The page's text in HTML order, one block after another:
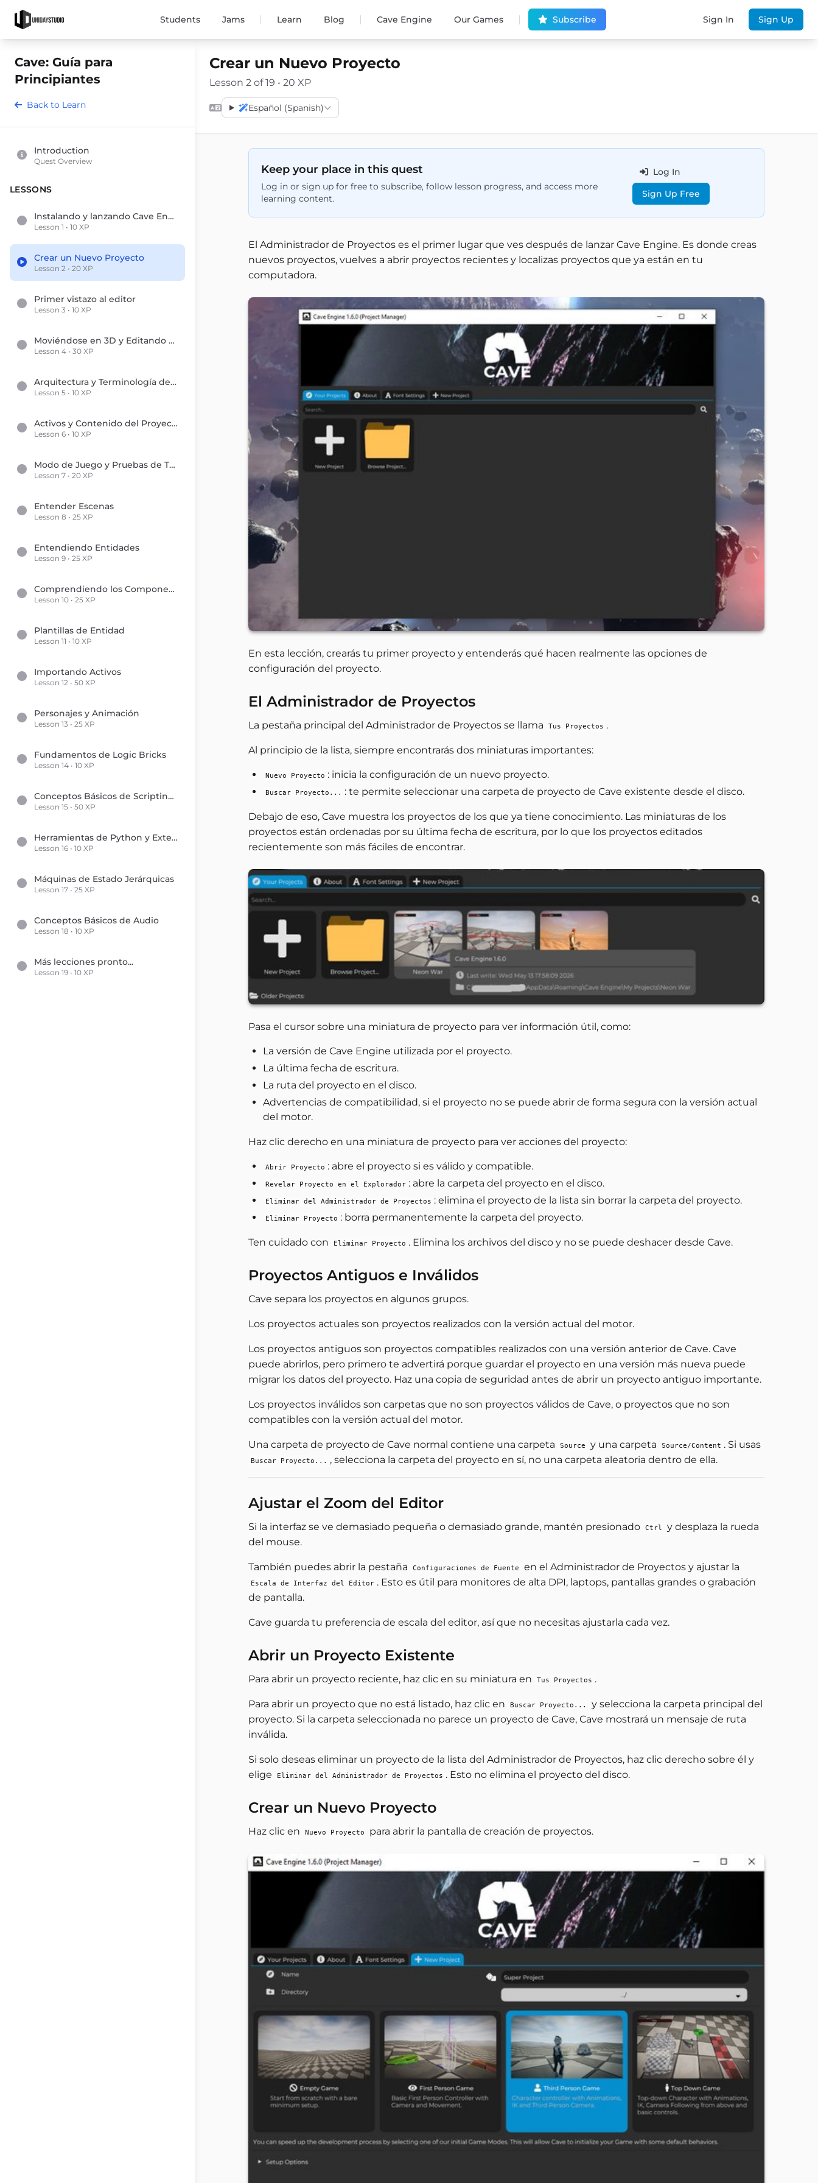
Students Jams | Learn Blog | Cave Engine Our Games | Subscribe Sign In Sign Up
Cave: Guía para
Principiantes
Back to Learn
Introduction
Quest Overview
LESSONS
Instalando y lanzando Cave Engine por primera vez
Lesson 1 • 10 XP
Crear un Nuevo Proyecto
Lesson 2 • 20 XP
Primer vistazo al editor
Lesson 3 • 10 XP
Moviéndose en 3D y Editando el Mundo
Lesson 4 • 30 XP
Arquitectura y Terminología del Motor
Lesson 5 • 10 XP
Activos y Contenido del Proyecto
Lesson 6 • 10 XP
Modo de Juego y Pruebas de Tu Juego
Lesson 7 • 20 XP
Entender Escenas
Lesson 8 • 25 XP
Entendiendo Entidades
Lesson 9 • 25 XP
Comprendiendo los Componentes de Entidad
Lesson 10 • 25 XP
Plantillas de Entidad
Lesson 11 • 10 XP
Importando Activos
Lesson 12 • 50 XP
Personajes y Animación
Lesson 13 • 25 XP
Fundamentos de Logic Bricks
Lesson 14 • 10 XP
Conceptos Básicos de Scripting en Python
Lesson 15 • 50 XP
Herramientas de Python y Extensiones del Editor
Lesson 16 • 10 XP
Máquinas de Estado Jerárquicas
Lesson 17 • 25 XP
Conceptos Básicos de Audio
Lesson 18 • 10 XP
Más lecciones pronto...
Lesson 19 • 10 XP
Crear un Nuevo Proyecto
Lesson 2 of 19 • 20 XP
Español (Spanish)
Keep your place in this quest
Log in or sign up for free to subscribe, follow lesson progress, and access more
learning content.
Log In
Sign Up Free
El Administrador de Proyectos es el primer lugar que ves después de lanzar Cave Engine. Es donde creas
nuevos proyectos, vuelves a abrir proyectos recientes y localizas proyectos que ya están en tu
computadora.
En esta lección, crearás tu primer proyecto y entenderás qué hacen realmente las opciones de
configuración del proyecto.
El Administrador de Proyectos
La pestaña principal del Administrador de Proyectos se llama Tus Proyectos .
Al principio de la lista, siempre encontrarás dos miniaturas importantes:
Nuevo Proyecto : inicia la configuración de un nuevo proyecto.
Buscar Proyecto... : te permite seleccionar una carpeta de proyecto de Cave existente desde el disco.
Debajo de eso, Cave muestra los proyectos de los que ya tiene conocimiento. Las miniaturas de los
proyectos están ordenadas por su última fecha de escritura, por lo que los proyectos editados
recientemente son más fáciles de encontrar.
Pasa el cursor sobre una miniatura de proyecto para ver información útil, como:
La versión de Cave Engine utilizada por el proyecto.
La última fecha de escritura.
La ruta del proyecto en el disco.
Advertencias de compatibilidad, si el proyecto no se puede abrir de forma segura con la versión actual
del motor.
Haz clic derecho en una miniatura de proyecto para ver acciones del proyecto:
Abrir Proyecto : abre el proyecto si es válido y compatible.
Revelar Proyecto en el Explorador : abre la carpeta del proyecto en el disco.
Eliminar del Administrador de Proyectos : elimina el proyecto de la lista sin borrar la carpeta del proyecto.
Eliminar Proyecto : borra permanentemente la carpeta del proyecto.
Ten cuidado con Eliminar Proyecto . Elimina los archivos del disco y no se puede deshacer desde Cave.
Proyectos Antiguos e Inválidos
Cave separa los proyectos en algunos grupos.
Los proyectos actuales son proyectos realizados con la versión actual del motor.
Los proyectos antiguos son proyectos compatibles realizados con una versión anterior de Cave. Cave
puede abrirlos, pero primero te advertirá porque guardar el proyecto en una versión más nueva puede
migrar los datos del proyecto. Haz una copia de seguridad antes de abrir un proyecto antiguo importante.
Los proyectos inválidos son carpetas que no son proyectos válidos de Cave, o proyectos que no son
compatibles con la versión actual del motor.
Una carpeta de proyecto de Cave normal contiene una carpeta Source y una carpeta Source/Content . Si usas
Buscar Proyecto... , selecciona la carpeta del proyecto en sí, no una carpeta aleatoria dentro de ella.
Ajustar el Zoom del Editor
Si la interfaz se ve demasiado pequeña o demasiado grande, mantén presionado Ctrl
y desplaza la rueda
del mouse.
También puedes abrir la pestaña Configuraciones de Fuente en el Administrador de Proyectos y ajustar la
Escala de Interfaz del Editor . Esto es útil para monitores de alta DPI, laptops, pantallas grandes o grabación
de pantalla.
Cave guarda tu preferencia de escala del editor, así que no necesitas ajustarla cada vez.
Abrir un Proyecto Existente
Para abrir un proyecto reciente, haz clic en su miniatura en Tus Proyectos .
Para abrir un proyecto que no está listado, haz clic en Buscar Proyecto...
y selecciona la carpeta principal del
proyecto. Si la carpeta seleccionada no parece un proyecto de Cave, Cave mostrará un mensaje de ruta
inválida.
Si solo deseas eliminar un proyecto de la lista del Administrador de Proyectos, haz clic derecho sobre él y
elige
Eliminar del Administrador de Proyectos . Esto no elimina el proyecto del disco.
Crear un Nuevo Proyecto
Haz clic en Nuevo Proyecto para abrir la pantalla de creación de proyectos.